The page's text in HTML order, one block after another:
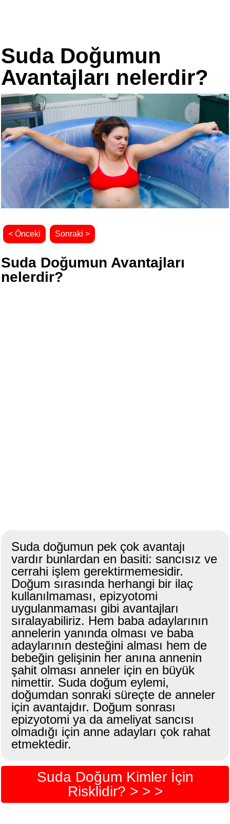
Suda Doğumun
Avantajları nelerdir?
< Önceki Sonraki >
Suda Doğumun Avantajları
nelerdir?
Suda doğumun pek çok avantajı
vardır bunlardan en basiti: sancısız ve
cerrahi işlem gerektirmemesidir.
Doğum sırasında herhangi bir ilaç
kullanılmaması, epizyotomi
uygulanmaması gibi avantajları
sıralayabiliriz. Hem baba adaylarının
annelerin yanında olması ve baba
adaylarının desteğini alması hem de
bebeğin gelişinin her anına annenin
şahit olması anneler için en büyük
nimettir. Suda doğum eylemi,
doğumdan sonraki süreçte de anneler
için avantajdır. Doğum sonrası
epizyotomi ya da ameliyat sancısı
olmadığı için anne adayları çok rahat
etmektedir.
Suda Doğum Kimler İçin
Risklidir? > > >